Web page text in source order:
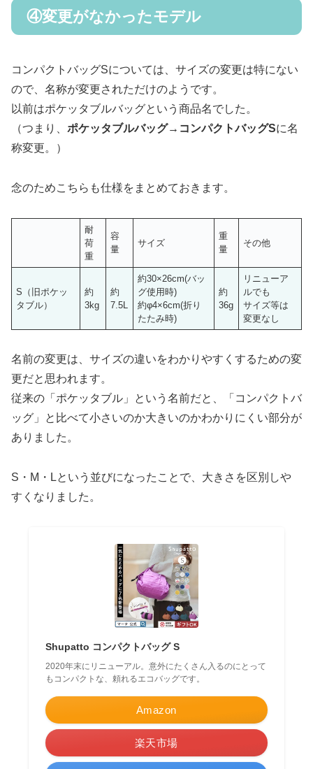
④変更がなかったモデル
コンパクトバッグSについては、サイズの変更は特にない
ので、名称が変更されただけのようです。
以前はポケッタブルバッグという商品名でした。
（つまり、 ポケッタブルバッグ→コンパクトバッグSに名
称変更。）
念のためこちらも仕様をまとめておきます。
耐
荷
重
容
量
サイズ
重
量
その他
S（旧ポケッ
タブル）
約
3kg
約
7.5L
約30×26cm(バッ
グ使用時)
約φ4×6cm(折り
たたみ時)
約
36g
リニューア
ルでも
サイズ等は
変更なし
名前の変更は、サイズの違いをわかりやすくするための変
更だと思われます。
従来の「ポケッタブル」という名前だと、「コンパクトバ
ッグ」と比べて小さいのか大きいのかわかりにくい部分が
ありました。
S・M・Lという並びになったことで、大きさを区別しや
すくなりました。
Shupatto コンパクトバッグ S
2020年末にリニューアル。意外にたくさん入るのにとって
もコンパクトな、頼れるエコバッグです。
Amazon
楽天市場